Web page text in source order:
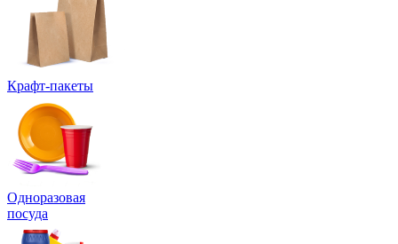
Крафт-пакеты
Одноразовая
посуда